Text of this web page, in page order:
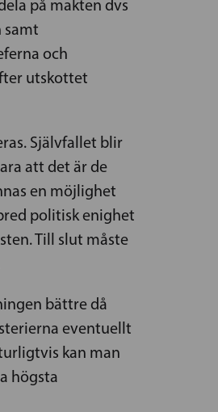
på makten dvs
samt
och
utskottet
Självfallet blir
att det är de
en möjlighet
politisk enighet
Till slut måste
bättre då
eventuellt
kan man
högsta